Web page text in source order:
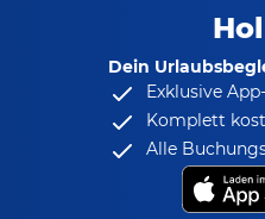
Dein
Exklusive
Komplett
Alle